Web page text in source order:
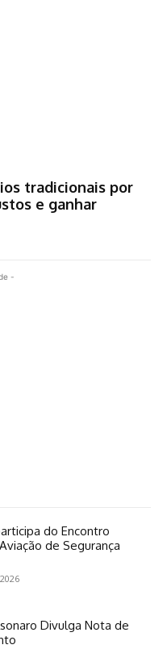
tradicionais por
e ganhar
-
do Encontro
de Segurança
Divulga Nota de